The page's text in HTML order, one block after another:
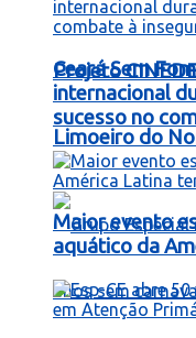
Projeto
Limoeiro do
Ceará Sem
internacional
sucesso no
Maior evento
aquático da